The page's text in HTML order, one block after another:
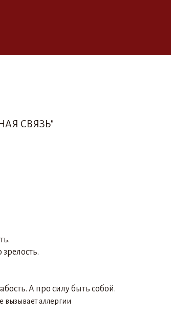
СВЯЗЬ"
А про силу быть собой.
вызывает аллергии